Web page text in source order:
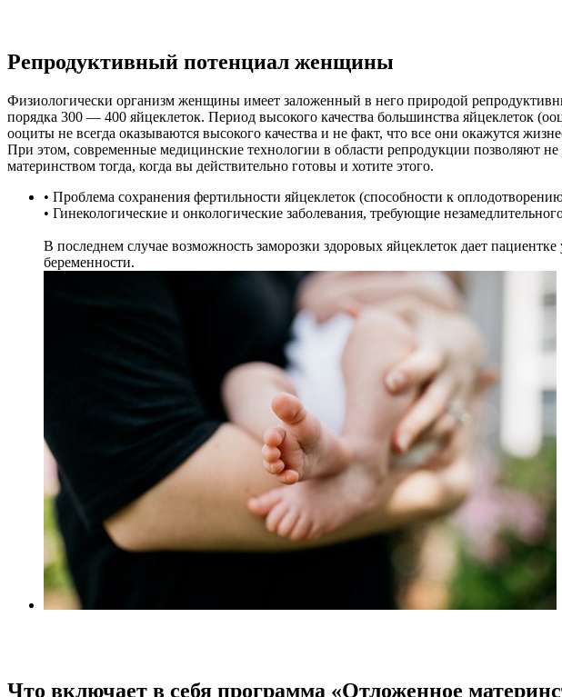
Репродуктивный потенциал женщины
Физиологически организм женщины имеет заложенный в него природой
порядка 300 — 400 яйцеклеток. Период высокого качества большинства яйцеклеток
ооциты не всегда оказываются высокого качества и не факт, что все они окажутся
При этом, современные медицинские технологии в области репродукции позволяют
материнством тогда, когда вы действительно готовы и хотите этого.
• Проблема сохранения фертильности яйцеклеток (способности к
• Гинекологические и онкологические заболевания, требующие
В последнем случае возможность заморозки здоровых яйцеклеток дает
беременности.
Что включает в себя программа «Отложенное